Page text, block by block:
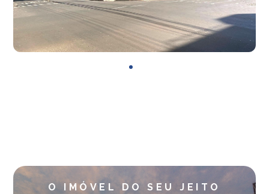
O IMÓVEL DO SEU JEITO